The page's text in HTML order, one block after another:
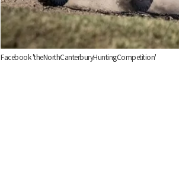
Facebook 'theNorthCanterburyHuntingCompetition'